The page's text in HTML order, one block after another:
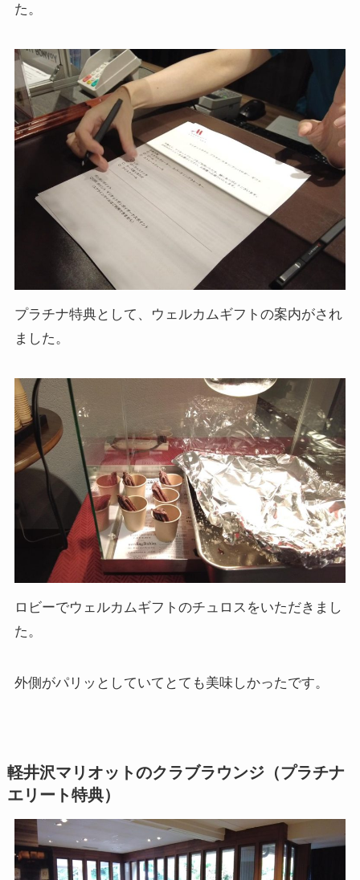
た。
プラチナ特典として、ウェルカムギフトの案内がされ
ました。
ロビーでウェルカムギフトのチュロスをいただきまし
た。
外側がパリッとしていてとても美味しかったです。
軽井沢マリオットのクラブラウンジ（プラチナ
エリート特典）